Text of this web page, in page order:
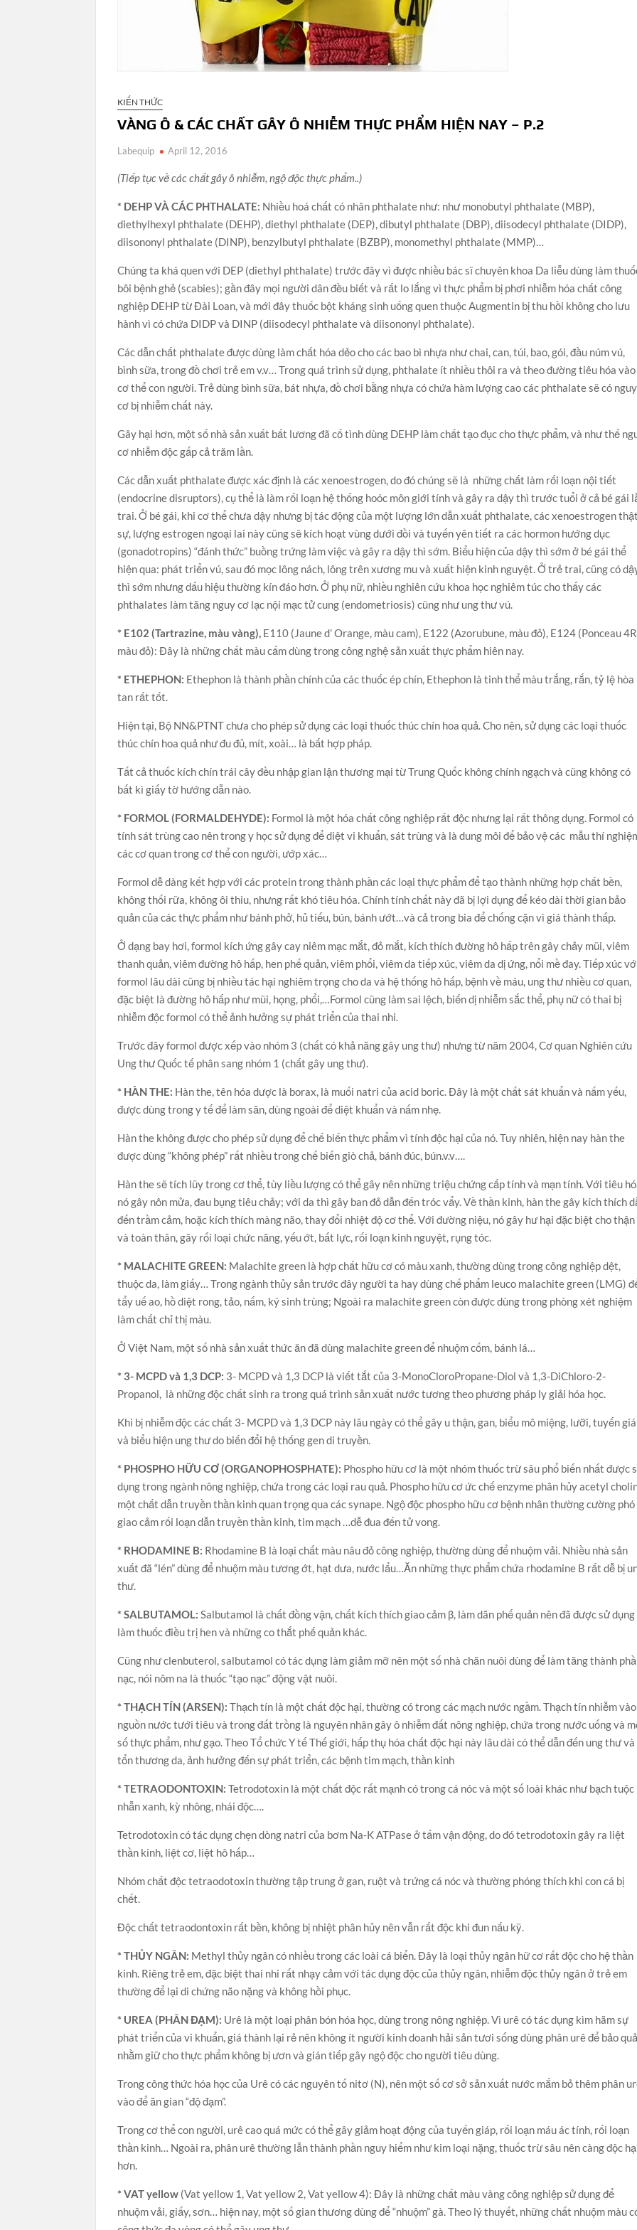
KIẾN THỨC
VÀNG Ô & CÁC CHẤT GÂY Ô NHIỄM THỰC PHẨM HIỆN NAY – P.2
Labequip April 12, 2016
(Tiếp tục về các chất gây ô nhiễm, ngộ độc thực phẩm..)
* DEHP VÀ CÁC PHTHALATE: Nhiều hoá chất có nhân phthalate như: như monobutyl phthalate (MBP),
diethylhexyl phthalate (DEHP), diethyl phthalate (DEP), dibutyl phthalate (DBP), diisodecyl phthalate (DIDP),
diisononyl phthalate (DINP), benzylbutyl phthalate (BZBP), monomethyl phthalate (MMP)…
Chúng ta khá quen với DEP (diethyl phthalate) trước đây vì được nhiều bác sĩ chuyên khoa Da liễu dùng làm
bôi bệnh ghẻ (scabies); gần đây mọi người dân đều biết và rất lo lắng vì thực phẩm bị phơi nhiễm hóa chất công
nghiệp DEHP từ Đài Loan, và mới đây thuốc bột kháng sinh uống quen thuộc Augmentin bị thu hồi không cho lưu
hành vì có chứa DIDP và DINP (diisodecyl phthalate và diisononyl phthalate).
Các dẫn chất phthalate được dùng làm chất hóa dẻo cho các bao bì nhựa như chai, can, túi, bao, gói, đầu núm vú,
bình sữa, trong đồ chơi trẻ em v.v… Trong quá trình sử dụng, phthalate ít nhiều thôi ra và theo đường tiêu hóa vào
cơ thể con người. Trẻ dùng bình sữa, bát nhựa, đồ chơi bằng nhựa có chứa hàm lượng cao các phthalate sẽ có nguy
cơ bị nhiễm chất này.
Gây hại hơn, một số nhà sản xuất bất lương đã cố tình dùng DEHP làm chất tạo đục cho thực phẩm, và như thế
cơ nhiễm độc gấp cả trăm lần.
Các dẫn xuất phthalate được xác định là các xenoestrogen, do đó chúng sẽ là những chất làm rối loạn nội tiết
(endocrine disruptors), cụ thể là làm rối loạn hệ thống hoóc môn giới tính và gây ra dậy thì trước tuổi ở cả bé gái
trai. Ở bé gái, khi cơ thể chưa dậy nhưng bị tác động của một lượng lớn dẫn xuất phthalate, các xenoestrogen thật
sự, lượng estrogen ngoại lai này cũng sẽ kích hoạt vùng dưới đồi và tuyến yên tiết ra các hormon hướng dục
(gonadotropins) “đánh thức” buồng trứng làm việc và gây ra dậy thì sớm. Biểu hiện của dậy thì sớm ở bé gái thể
hiện qua: phát triển vú, sau đó mọc lông nách, lông trên xương mu và xuất hiện kinh nguyệt. Ở trẻ trai, cũng có
thì sớm nhưng dấu hiệu thường kín đáo hơn. Ở phụ nữ, nhiều nghiên cứu khoa học nghiêm túc cho thấy các
phthalates làm tăng nguy cơ lạc nội mạc tử cung (endometriosis) cũng như ung thư vú.
* E102 (Tartrazine, màu vàng), E110 (Jaune d’ Orange, màu cam), E122 (Azorubune, màu đỏ), E124 (Ponceau
màu đỏ): Đây là những chất màu cấm dùng trong công nghệ sản xuất thực phẩm hiên nay.
* ETHEPHON: Ethephon là thành phần chính của các thuốc ép chín, Ethephon là tinh thể màu trắng, rắn, tỷ lệ hòa
tan rất tốt.
Hiện tại, Bộ NN&PTNT chưa cho phép sử dụng các loại thuốc thúc chín hoa quả. Cho nên, sử dụng các loại thuốc
thúc chín hoa quả như đu đủ, mít, xoài… là bất hợp pháp.
Tất cả thuốc kích chín trái cây đều nhập gian lận thương mại từ Trung Quốc không chính ngạch và cũng không có
bất kì giấy tờ hướng dẫn nào.
* FORMOL (FORMALDEHYDE): Formol là một hóa chất công nghiệp rất độc nhưng lại rất thông dụng. Formol có
tính sát trùng cao nên trong y học sử dụng để diệt vi khuẩn, sát trùng và là dung môi để bảo vệ các mẫu thí
các cơ quan trong cơ thể con người, ướp xác…
Formol dễ dàng kết hợp với các protein trong thành phần các loại thực phẩm để tạo thành những hợp chất bền,
không thối rữa, không ôi thiu, nhưng rất khó tiêu hóa. Chính tính chất này đã bị lợi dụng để kéo dài thời gian bảo
quản của các thực phẩm như bánh phở, hủ tiếu, bún, bánh ướt…và cả trong bia để chống cặn vì giá thành thấp.
Ở dạng bay hơi, formol kích ứng gây cay niêm mạc mắt, đỏ mắt, kích thích đường hô hấp trên gây chảy mũi, viêm
thanh quản, viêm đường hô hấp, hen phế quản, viêm phổi, viêm da tiếp xúc, viêm da dị ứng, nổi mề đay. Tiếp xúc
formol lâu dài cũng bị nhiều tác hại nghiêm trọng cho da và hệ thống hô hấp, bệnh về máu, ung thư nhiều cơ quan,
đặc biệt là đường hô hấp như mũi, họng, phổi,…Formol cũng làm sai lệch, biến dị nhiễm sắc thể, phụ nữ có thai bị
nhiễm độc formol có thể ảnh hưởng sự phát triển của thai nhi.
Trước đây formol được xếp vào nhóm 3 (chất có khả năng gây ung thư) nhưng từ năm 2004, Cơ quan Nghiên cứu
Ung thư Quốc tế phân sang nhóm 1 (chất gây ung thư).
* HÀN THE: Hàn the, tên hóa dược là borax, là muối natri của acid boric. Đây là một chất sát khuẩn và nấm yếu,
được dùng trong y tế để làm săn, dùng ngoài để diệt khuẩn và nấm nhẹ.
Hàn the không được cho phép sử dụng để chế biến thực phẩm vì tính độc hại của nó. Tuy nhiên, hiện nay hàn the
được dùng “không phép” rất nhiều trong chế biến giò chả, bánh đúc, bún.v.v….
Hàn the sẽ tích lũy trong cơ thể, tùy liều lượng có thể gây nên những triệu chứng cấp tính và mạn tính. Với tiêu
nó gây nôn mửa, đau bụng tiêu chảy; với da thì gây ban đỏ dẫn đến tróc vẩy. Về thần kinh, hàn the gây kích thích
đến trầm cảm, hoặc kích thích màng não, thay đổi nhiệt độ cơ thể. Với đường niệu, nó gây hư hại đặc biệt cho thận
và toàn thân, gây rối loại chức năng, yếu ớt, bất lực, rối loạn kinh nguyệt, rụng tóc.
* MALACHITE GREEN: Malachite green là hợp chất hữu cơ có màu xanh, thường dùng trong công nghiệp dệt,
thuộc da, làm giấy… Trong ngành thủy sản trước đây người ta hay dùng chế phẩm leuco malachite green (LMG)
tẩy uế ao, hồ diệt rong, tảo, nấm, ký sinh trùng; Ngoài ra malachite green còn được dùng trong phòng xét nghiệm
làm chất chỉ thị màu.
Ở Việt Nam, một số nhà sản xuất thức ăn đã dùng malachite green để nhuộm cốm, bánh lá…
* 3- MCPD và 1,3 DCP: 3- MCPD và 1,3 DCP là viết tắt của 3-MonoCloroPropane-Diol và 1,3-DiChloro-2-
Propanol, là những độc chất sinh ra trong quá trình sản xuất nước tương theo phương pháp ly giải hóa học.
Khi bị nhiễm độc các chất 3- MCPD và 1,3 DCP này lâu ngày có thể gây u thận, gan, biểu mô miệng, lưỡi, tuyến
và biểu hiện ung thư do biến đổi hệ thống gen di truyền.
* PHOSPHO HỮU CƠ (ORGANOPHOSPHATE): Phospho hữu cơ là một nhóm thuốc trừ sâu phổ biến nhất được
dụng trong ngành nông nghiệp, chứa trong các loại rau quả. Phospho hữu cơ ức chế enzyme phân hủy acetyl
một chất dẫn truyền thần kinh quan trọng qua các synape. Ngộ độc phospho hữu cơ bệnh nhân thường cường phó
giao cảm rối loạn dẫn truyền thần kinh, tim mạch …dễ đua đến tử vong.
* RHODAMINE B: Rhodamine B là loại chất màu nâu đỏ công nghiệp, thường dùng để nhuộm vải. Nhiều nhà sản
xuất đã “lén” dùng để nhuộm màu tương ớt, hạt dưa, nước lẩu…Ăn những thực phẩm chứa rhodamine B rất dễ bị
thư.
* SALBUTAMOL: Salbutamol là chất đồng vận, chất kích thích giao cảm β, làm dãn phế quản nên đã được sử dụng
làm thuốc điều trị hen và những co thắt phế quản khác.
Cũng như clenbuterol, salbutamol có tác dụng làm giảm mỡ nên một số nhà chăn nuôi dùng để làm tăng thành
nạc, nói nôm na là thuốc “tạo nạc” động vật nuôi.
* THẠCH TÍN (ARSEN): Thạch tín là một chất độc hại, thường có trong các mạch nước ngầm. Thạch tín nhiễm vào
nguồn nước tưới tiêu và trong đất trồng là nguyên nhân gây ô nhiễm đất nông nghiệp, chứa trong nước uống và
số thực phẩm, như gạo. Theo Tổ chức Y tế Thế giới, hấp thụ hóa chất độc hại này lâu dài có thể dẫn đến ung thư và
tổn thương da, ảnh hưởng đến sự phát triển, các bệnh tim mạch, thần kinh
* TETRAODONTOXIN: Tetrodotoxin là một chất độc rất mạnh có trong cá nóc và một số loài khác như bạch tuộc
nhẫn xanh, kỳ nhông, nhái độc….
Tetrodotoxin có tác dụng chẹn dòng natri của bơm Na-K ATPase ở tấm vận động, do đó tetrodotoxin gây ra liệt
thần kinh, liệt cơ, liệt hô hấp…
Nhóm chất độc tetraodotoxin thường tập trung ở gan, ruột và trứng cá nóc và thường phóng thích khi con cá bị
chết.
Độc chất tetraodontoxin rất bền, không bị nhiệt phân hủy nên vẫn rất độc khi đun nấu kỹ.
* THỦY NGÂN: Methyl thủy ngân có nhiều trong các loài cá biển. Đây là loại thủy ngân hữ cơ rất độc cho hệ thần
kinh. Riêng trẻ em, đặc biệt thai nhi rất nhạy cảm với tác dụng độc của thủy ngân, nhiễm độc thủy ngân ở trẻ em
thường để lại di chứng não nặng và không hồi phục.
* UREA (PHÂN ĐẠM): Urê là một loại phân bón hóa học, dùng trong nông nghiệp. Vì urê có tác dụng kìm hãm sự
phát triển của vi khuẩn, giá thành lại rẻ nên không ít người kinh doanh hải sản tươi sống dùng phân urê để bảo
nhằm giữ cho thực phẩm không bị ươn và gián tiếp gây ngộ độc cho người tiêu dùng.
Trong công thức hóa học của Urê có các nguyên tố nitơ (N), nên một số cơ sở sản xuất nước mắm bỏ thêm phân
vào để ăn gian “độ đạm”.
Trong cơ thể con người, urê cao quá mức có thể gây giảm hoạt động của tuyến giáp, rối loạn máu ác tính, rối loạn
thần kinh… Ngoài ra, phân urê thường lẫn thành phần nguy hiểm như kim loại nặng, thuốc trừ sâu nên càng độc
hơn.
* VAT yellow (Vat yellow 1, Vat yellow 2, Vat yellow 4): Đây là những chất màu vàng công nghiệp sử dụng để
nhuộm vải, giấy, sơn… hiện nay, một số gian thương dùng để “nhuộm” gà. Theo lý thuyết, những chất nhuộm màu